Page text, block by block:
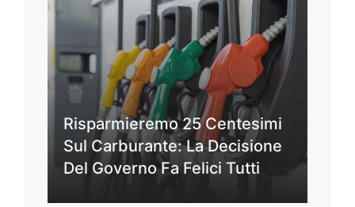
Risparmieremo 25 Centesimi
Sul Carburante: La Decisione
Del Governo Fa Felici Tutti